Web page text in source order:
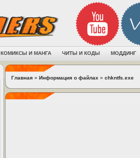
КОМИКСЫ И МАНГА ЧИТЫ И КОДЫ МОДДИНГ
Главная » Информация о файлах » chkntfs.exe